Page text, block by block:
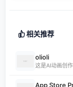
相关推荐
olioli
这是AI动画创
App Store